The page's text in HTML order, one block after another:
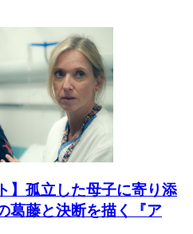
】孤立した母子に寄り添
葛藤と決断を描く『ア